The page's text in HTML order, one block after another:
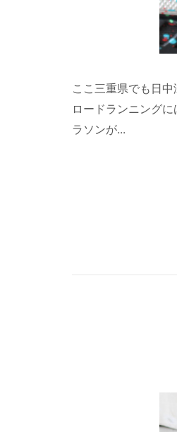
ここ三重県でも日
ロードランニング
ラソンが...